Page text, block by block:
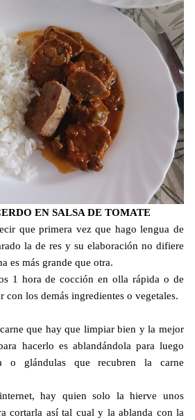
EN SALSA DE TOMATE
que primera vez que hago lengua de
la de res y su elaboración no difiere
es más grande que otra.
1 hora de cocción en olla rápida o de
con los demás ingredientes o vegetales.
que hay que limpiar bien y la mejor
hacerlo es ablandándola para luego
o glándulas que recubren la carne
hay quien solo la hierve unos
cortarla así tal cual y la ablanda con la